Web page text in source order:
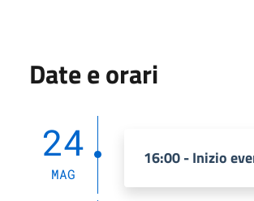
Date e orari
24
MAG
16:00 - Inizio